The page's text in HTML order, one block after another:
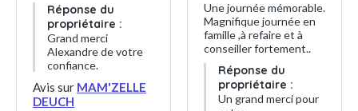
Réponse du
propriétaire :
Grand merci
Alexandre de votre
confiance.
Avis sur MAM'ZELLE
DEUCH
Une journée mémorable.
Magnifique journée en
famille ,à refaire et à
conseiller fortement..
Réponse du
propriétaire :
Un grand merci pour